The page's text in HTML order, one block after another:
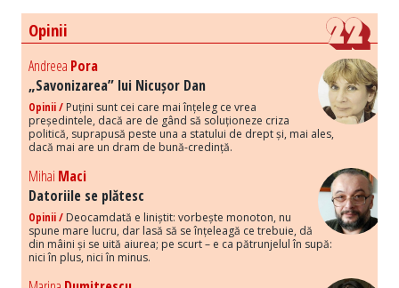
Opinii
Andreea Pora
„Savonizarea” lui Nicușor Dan
Opinii / Puțini sunt cei care mai înțeleg ce vrea
președintele, dacă are de gând să soluționeze criza
politică, suprapusă peste una a statului de drept și, mai ales,
dacă mai are un dram de bună-credință.
Mihai Maci
Datoriile se plătesc
Opinii / Deocamdată e liniștit: vorbește monoton, nu
spune mare lucru, dar lasă să se înțeleagă ce trebuie, dă
din mâini și se uită aiurea; pe scurt – e ca pătrunjelul în supă:
nici în plus, nici în minus.